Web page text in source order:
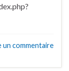
un commentaire